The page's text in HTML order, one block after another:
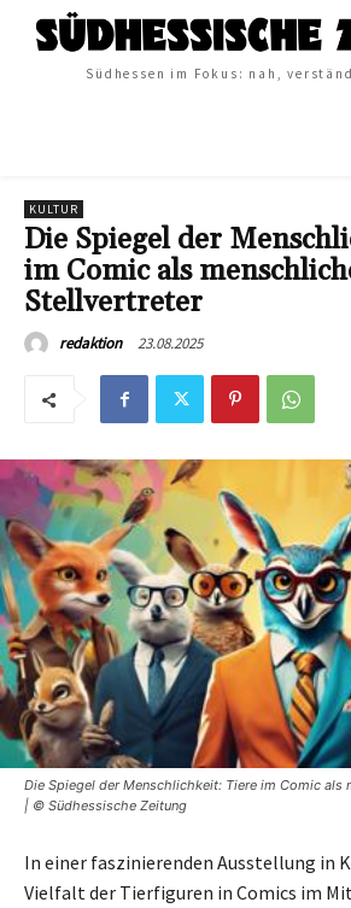
Südhessen im Fokus: nah,
KULTUR
Die Spiegel der
im Comic als
Stellvertreter
redaktion 23.08.2025
Die Spiegel der Menschlichkeit: Tiere im Comic als
| © Südhessische Zeitung
In einer faszinierenden Ausstellung in
Vielfalt der Tierfiguren in Comics im